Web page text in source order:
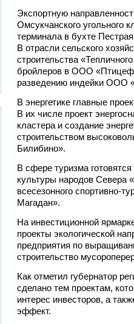
Экспортную
Омсукчанского угольного
терминала в бухте
В отрасли сельского
строительства
бройлеров в ООО
разведению индейки ООО
В энергетике главные
В их числе проект
кластера и создание
строительством
Билибино».
В сфере туризма
культуры народов Севера
всесезонного спортивно-
Магадан».
На инвестиционной
проекты экологической
предприятия по
строительство
Как отметил губернатор
сделано тем проектам,
интерес инвесторов, а
эффект.